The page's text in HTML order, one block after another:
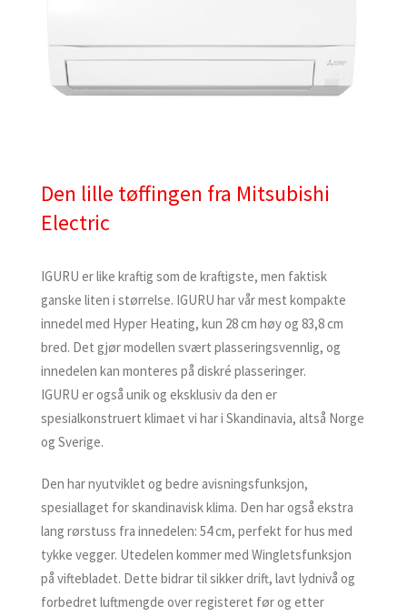
Den lille tøffingen fra Mitsubishi
Electric
IGURU er like kraftig som de kraftigste, men faktisk
ganske liten i størrelse. IGURU har vår mest kompakte
innedel med Hyper Heating, kun 28 cm høy og 83,8 cm
bred. Det gjør modellen svært plasseringsvennlig, og
innedelen kan monteres på diskré plasseringer.
IGURU er også unik og eksklusiv da den er
spesialkonstruert klimaet vi har i Skandinavia, altså Norge
og Sverige.
Den har nyutviklet og bedre avisningsfunksjon,
spesiallaget for skandinavisk klima. Den har også ekstra
lang rørstuss fra innedelen: 54 cm, perfekt for hus med
tykke vegger. Utedelen kommer med Wingletsfunksjon
på viftebladet. Dette bidrar til sikker drift, lavt lydnivå og
forbedret luftmengde over registeret før og etter